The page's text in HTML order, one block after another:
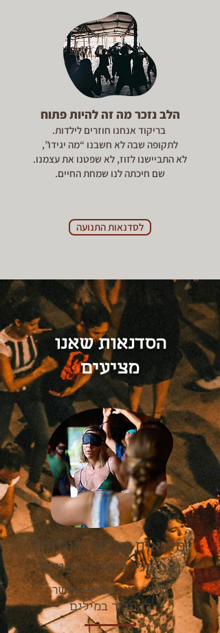
הלב נזכר מה זה להיות פתוח
בריקוד אנחנו חוזרים לילדות.
לתקופה שבה לא חשבנו “מה יגידו”,
לא התביישנו לזוז, לא שפטנו את עצמנו.
שם חיכתה לנו שמחת החיים.
לסדנאות התנועה
הסדנאות שאנו
מציעים
סדנאות תנועה מונחית
(עם/בלי כיסויי עיניים)
גילוי עצמי שאי אפשר
להסביר במילים